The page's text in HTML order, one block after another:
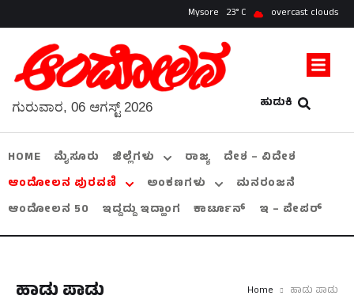
Mysore 23 overcast clouds
ಹುಡುಕಿ
ಗುರುವಾರ, 06 ಆಗಸ್ಟ್ 2026
HOME ಮೈಸೂರು ಜಿಲ್ಲೆಗಳು ರಾಜ್ಯ
ದೇಶ – ವಿದೇಶ
ಆಂದೋಲನ ಪುರವಣಿ
ಅಂಕಣಗಳು
ಮನರಂಜನೆ
ಆಂದೋಲನ 50
ಇದ್ದದ್ದು ಇದ್ಹಾಂಗ ಕಾರ್ಟೂನ್ ಇ – ಪೇಪರ್
ಹಾಡು ಪಾಡು Home ಹಾಡು ಪಾಡು